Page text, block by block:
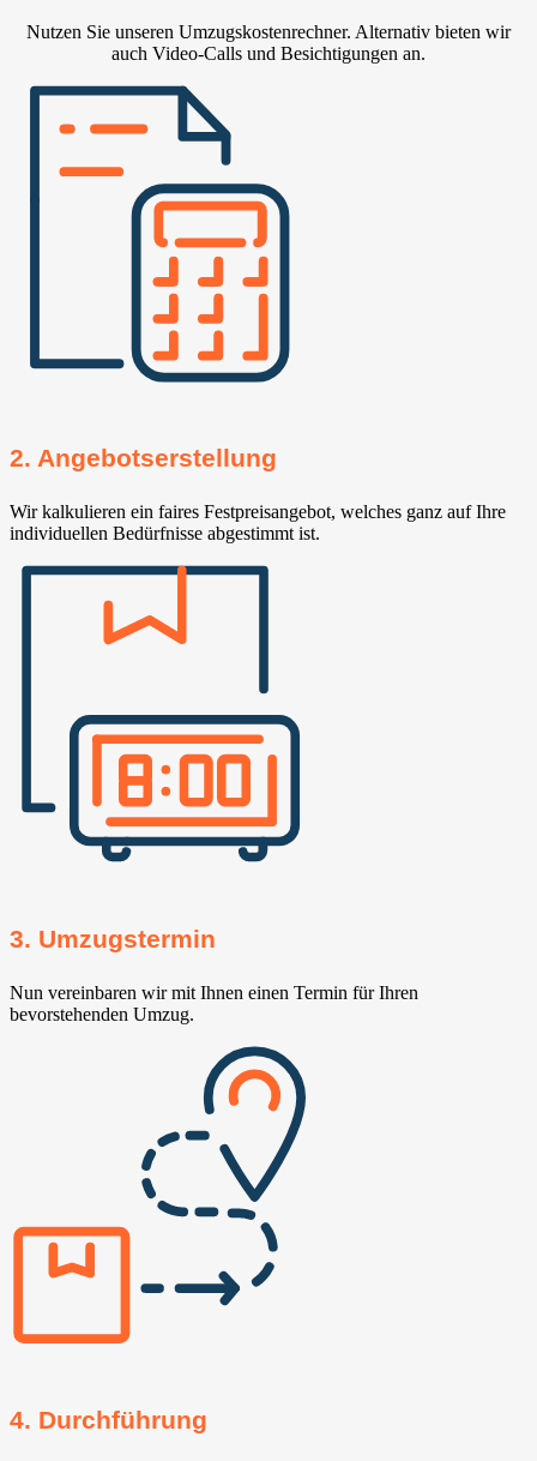
Nutzen Sie unseren Umzugskostenrechner. Alternativ bieten wir
auch Video-Calls und Besichtigungen an.
2. Angebotserstellung
Wir kalkulieren ein faires Festpreisangebot, welches ganz auf Ihre
individuellen Bedürfnisse abgestimmt ist.
3. Umzugstermin
Nun vereinbaren wir mit Ihnen einen Termin für Ihren
bevorstehenden Umzug.
4. Durchführung